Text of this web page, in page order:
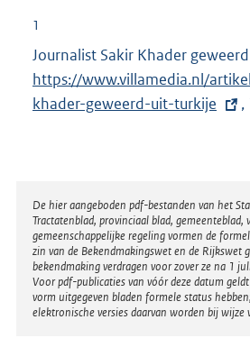
1
Journalist Sakir Khader
https://www.villamedia.nl/
khader-geweerd-uit-turkije
,
Disclaimer
De hier aangeboden pdf-bestanden van het
Tractatenblad, provinciaal blad, gemeenteblad,
gemeenschappelijke regeling vormen de
zin van de Bekendmakingswet en de Rijkswet
bekendmaking verdragen voor zover ze na 1
Voor pdf-publicaties van vóór deze datum
vorm uitgegeven bladen formele status
elektronische versies daarvan worden bij wijze